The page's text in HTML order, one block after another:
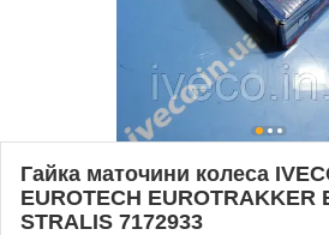
Гайка маточини колеса
EUROTECH EUROTRAKKER
STRALIS 7172933